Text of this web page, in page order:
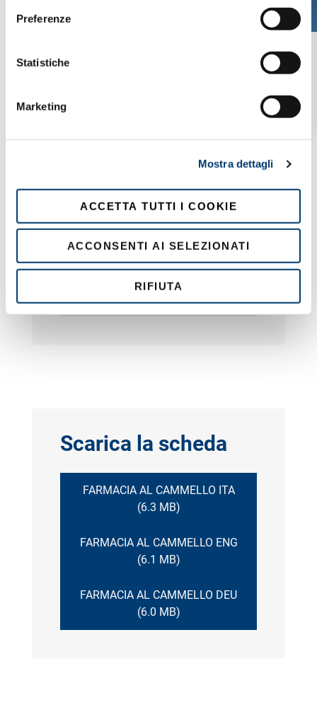
Preferenze
Statistiche
Marketing
Mostra dettagli
ACCETTA TUTTI I COOKIE
ACCONSENTI AI SELEZIONATI
RIFIUTA
Dove siamo
Scarica la scheda
FARMACIA AL CAMMELLO ITA
(6.3 MB)
FARMACIA AL CAMMELLO ENG
(6.1 MB)
FARMACIA AL CAMMELLO DEU
(6.0 MB)